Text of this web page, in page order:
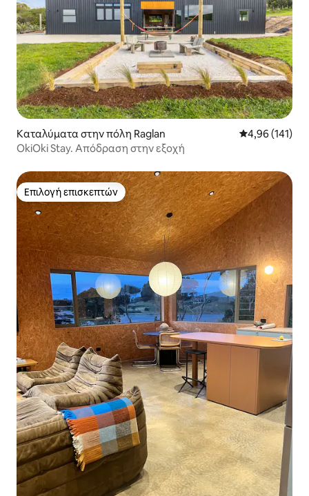
Καταλύματα στην πόλη Raglan Μέση
4,96 (141)
OkiOki Stay. Απόδραση στην εξοχή
Επιλογή επισκεπτών
Επιλογή επισκεπτών